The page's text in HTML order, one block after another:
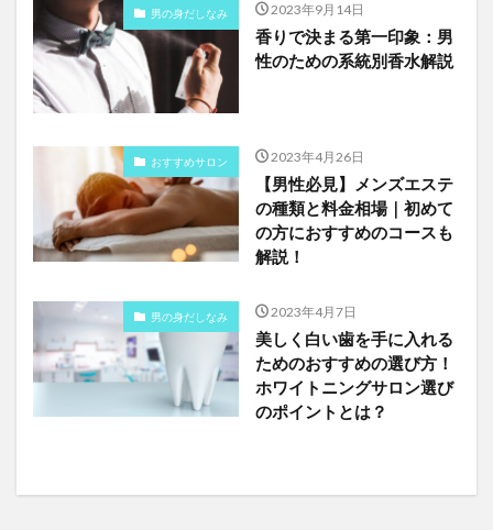
男の身だしなみ 2023年9月14日
香りで決まる第一印象：男
性のための系統別香水解説
おすすめサロン 2023年4月26日
【男性必見】メンズエステ
の種類と料金相場｜初めて
の方におすすめのコースも
解説！
男の身だしなみ 2023年4月7日
美しく白い歯を手に入れる
ためのおすすめの選び方！
ホワイトニングサロン選び
のポイントとは？